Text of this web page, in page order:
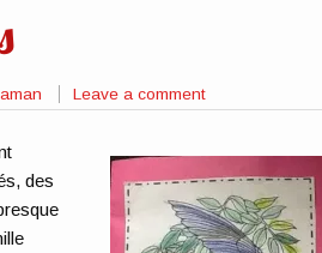
Leave a comment
des